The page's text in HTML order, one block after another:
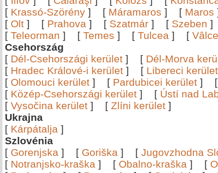
[ Krassó-Szörény ] [ Máramaros ] [ Maros
[ Olt ] [ Prahova ] [ Szatmár ] [ Szeben
[ Teleorman ] [ Temes ] [ Tulcea ] [
Csehország
[ Dél-Csehországi kerület ] [ Dél-Morva
[ Hradec Králové-i kerület ] [ Libereci kerület
[ Olomouci kerület ] [ Pardubicei kerület ]
[ Közép-Csehországi kerület ] [ Ústí nad
[ Vysočina kerület ] [ Zlíni kerület ]
Ukrajna
[ Kárpátalja ]
Szlovénia
[ Gorenjska ] [ Goriška ] [ Jugovzhodna
[ Notranjsko-kraška ] [ Obalno-kraška ] [